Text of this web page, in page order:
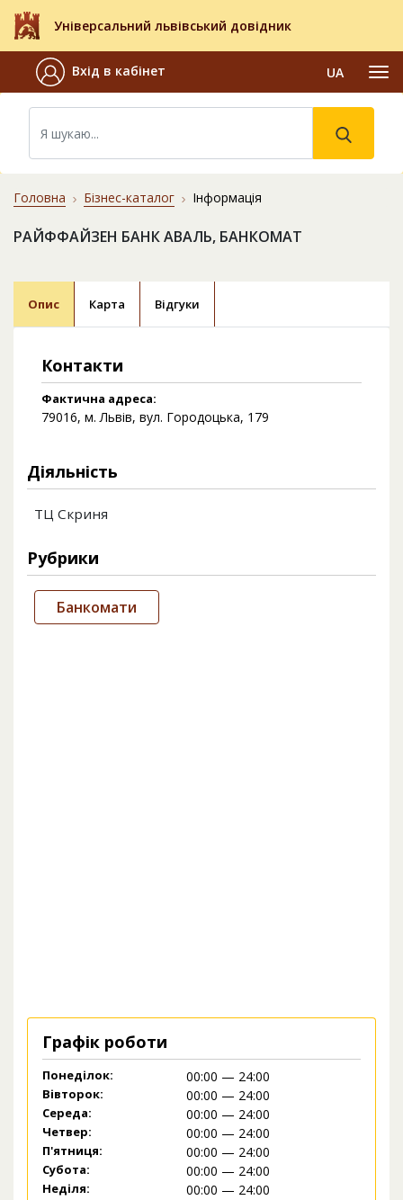
Універсальний львівський довідник
Вхід в кабінет UA
Головна Бізнес-каталог Інформація
РАЙФФАЙЗЕН БАНК АВАЛЬ, БАНКОМАТ
Опис Карта Відгуки
Контакти
Фактична адреса:
79016, м. Львів, вул. Городоцька, 179
Діяльність
ТЦ Скриня
Рубрики
Банкомати
Графік роботи
Понеділок: 00:00 — 24:00
Вівторок: 00:00 — 24:00
Середа: 00:00 — 24:00
Четвер: 00:00 — 24:00
П'ятниця: 00:00 — 24:00
Субота: 00:00 — 24:00
Неділя: 00:00 — 24:00